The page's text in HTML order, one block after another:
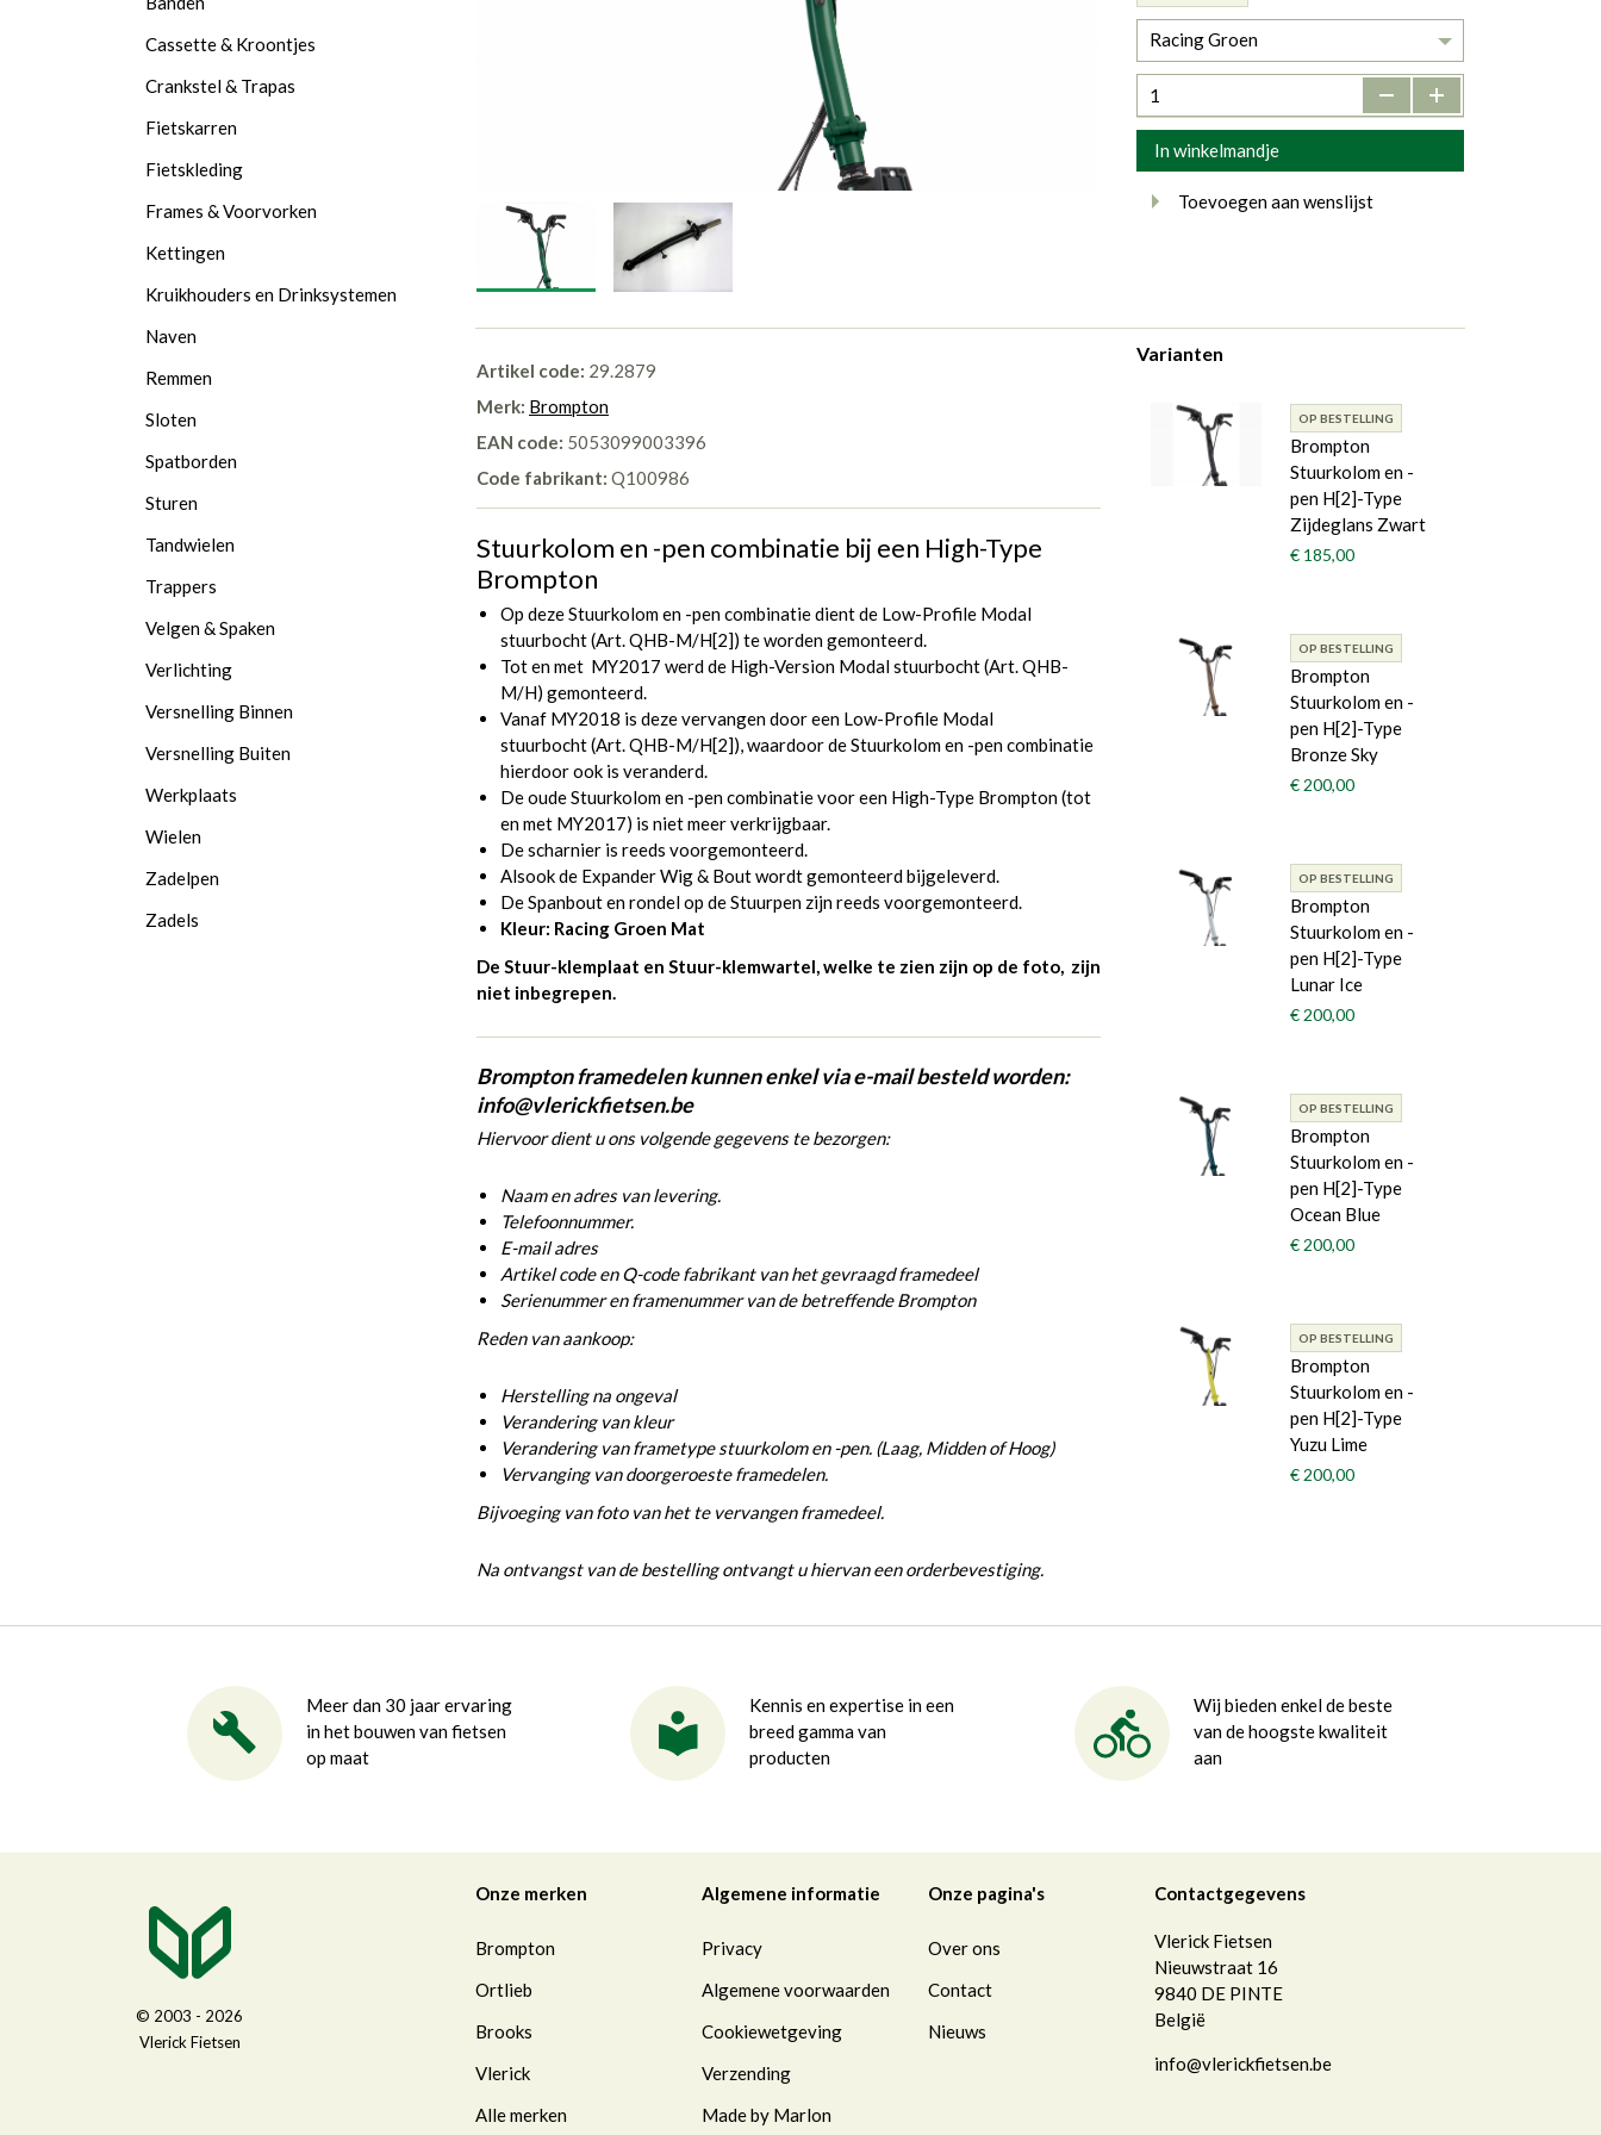
Racing Groen
- +
In winkelmandje
Toevoegen aan wenslijst
Artikel code: 29.2879
Merk: Brompton
EAN code: 5053099003396
Code fabrikant: Q100986
Stuurkolom en -pen combinatie bij een High-Type
Brompton
Op deze Stuurkolom en -pen combinatie dient de Low-Profile Modal
stuurbocht (Art. QHB-M/H[2]) te worden gemonteerd.
Tot en met MY2017 werd de High-Version Modal stuurbocht (Art. QHB-
M/H) gemonteerd.
Vanaf MY2018 is deze vervangen door een Low-Profile Modal
stuurbocht (Art. QHB-M/H[2]), waardoor de Stuurkolom en -pen combinatie
hierdoor ook is veranderd.
De oude Stuurkolom en -pen combinatie voor een High-Type Brompton (tot
en met MY2017) is niet meer verkrijgbaar.
De scharnier is reeds voorgemonteerd.
Alsook de Expander Wig & Bout wordt gemonteerd bijgeleverd.
De Spanbout en rondel op de Stuurpen zijn reeds voorgemonteerd.
Kleur: Racing Groen Mat
De Stuur-klemplaat en Stuur-klemwartel, welke te zien zijn op de foto, zijn
niet inbegrepen.
Brompton framedelen kunnen enkel via e-mail besteld worden:
info@vlerickfietsen.be
Hiervoor dient u ons volgende gegevens te bezorgen:
Naam en adres van levering.
Telefoonnummer.
E-mail adres
Artikel code en Q-code fabrikant van het gevraagd framedeel
Serienummer en framenummer van de betreffende Brompton
Reden van aankoop:
Herstelling na ongeval
Verandering van kleur
Verandering van frametype stuurkolom en -pen. (Laag, Midden of Hoog)
Vervanging van doorgeroeste framedelen.
Bijvoeging van foto van het te vervangen framedeel.
Na ontvangst van de bestelling ontvangt u hiervan een orderbevestiging.
Varianten
OP BESTELLING
Brompton
Stuurkolom en -
pen H[2]-Type
Zijdeglans Zwart
€ 185,00
OP BESTELLING
Brompton
Stuurkolom en -
pen H[2]-Type
Bronze Sky
€ 200,00
OP BESTELLING
Brompton
Stuurkolom en -
pen H[2]-Type
Lunar Ice
€ 200,00
OP BESTELLING
Brompton
Stuurkolom en -
pen H[2]-Type
Ocean Blue
€ 200,00
OP BESTELLING
Brompton
Stuurkolom en -
pen H[2]-Type
Yuzu Lime
€ 200,00
Cassette & Kroontjes
Crankstel & Trapas
Fietskarren
Fietskleding
Frames & Voorvorken
Kettingen
Kruikhouders en Drinksystemen
Naven
Remmen
Sloten
Spatborden
Sturen
Tandwielen
Trappers
Velgen & Spaken
Verlichting
Versnelling Binnen
Versnelling Buiten
Werkplaats
Wielen
Zadelpen
Zadels
Meer dan 30 jaar ervaring
in het bouwen van fietsen
op maat
Kennis en expertise in een
breed gamma van
producten
Wij bieden enkel de beste
van de hoogste kwaliteit
aan
© 2003 - 2026
Vlerick Fietsen
Onze merken
Brompton
Ortlieb
Brooks
Vlerick
Alle merken
Algemene informatie
Privacy
Algemene voorwaarden
Cookiewetgeving
Verzending
Made by Marlon
Onze pagina's
Over ons
Contact
Nieuws
Contactgegevens
Vlerick Fietsen
Nieuwstraat 16
9840 DE PINTE
België
info@vlerickfietsen.be